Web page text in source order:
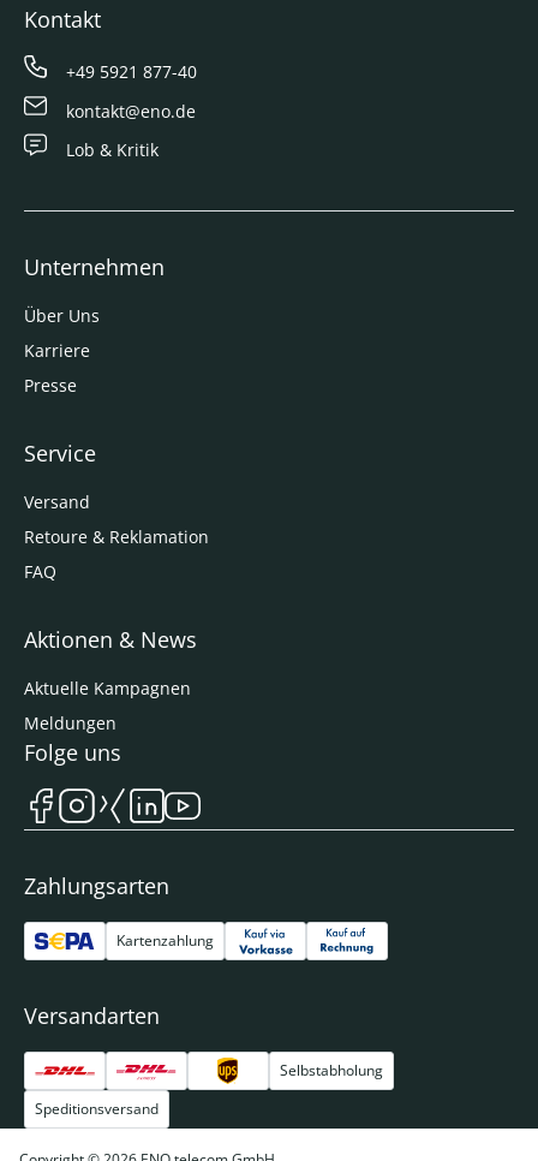
Kontakt
+49 5921 877-40
kontakt@eno.de
Lob & Kritik
Unternehmen
Über Uns
Karriere
Presse
Service
Versand
Retoure & Reklamation
FAQ
Aktionen & News
Aktuelle Kampagnen
Meldungen
Zahlungsarten
Kartenzahlung
Versandarten
Selbstabholung
Speditionsversand
Folge uns